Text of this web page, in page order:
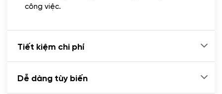
Cài plugin xử lý thanh toán tự động qua
công việc.
Tiết kiệm chi phí
Dễ dàng tùy biến